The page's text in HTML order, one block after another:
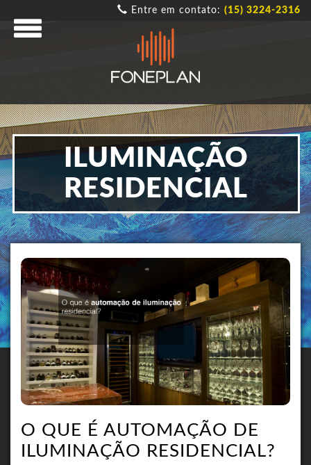
Entre em contato: (15) 3224-2316
ILUMINAÇÃO
RESIDENCIAL
O QUE É AUTOMAÇÃO DE
ILUMINAÇÃO RESIDENCIAL?